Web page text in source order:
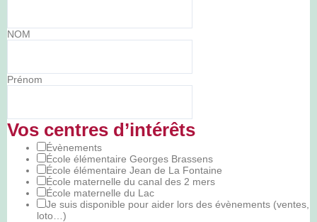
NOM
Prénom
Vos centres d’intérêts
Évènements
École élémentaire Georges Brassens
École élémentaire Jean de La Fontaine
École maternelle du canal des 2 mers
École maternelle du Lac
Je suis disponible pour aider lors des évènements (ventes,
loto…)